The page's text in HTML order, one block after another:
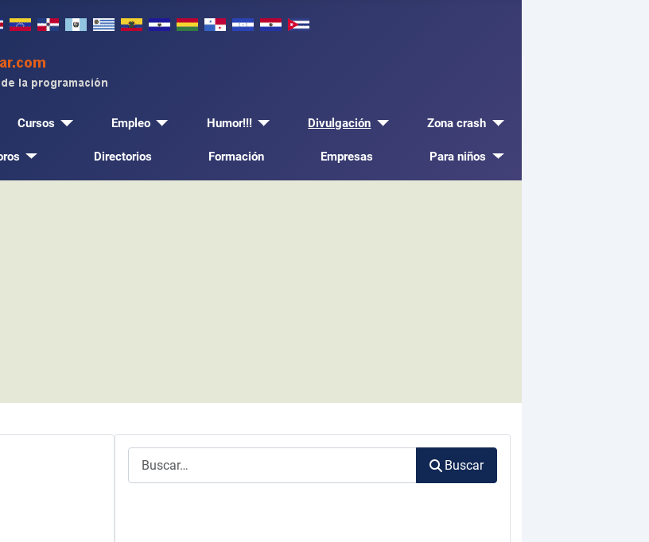
Cursos Empleo Humor!!! Divulgación Zona crash
Directorios Formación Empresas Para niños
Buscar